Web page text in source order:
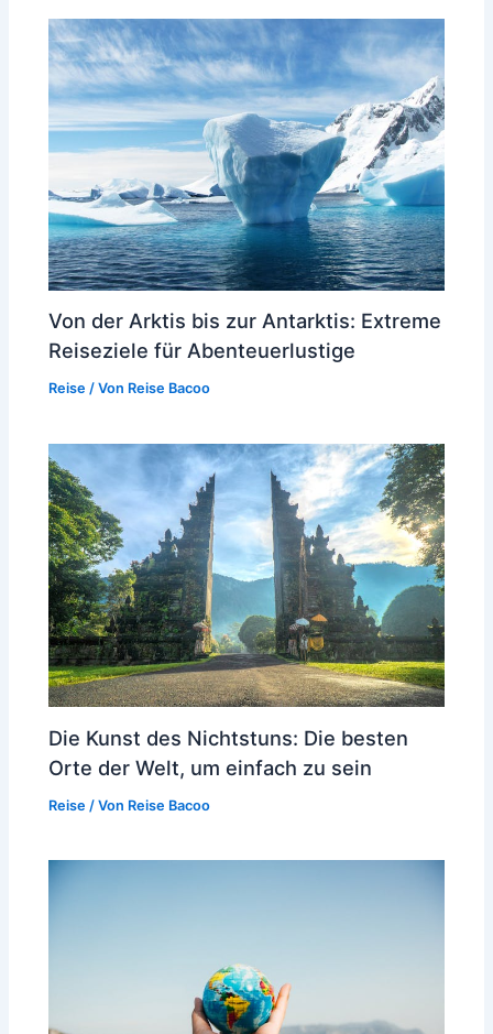
Von der Arktis bis zur Antarktis: Extreme
Reiseziele für Abenteuerlustige
Reise / Von Reise Bacoo
Die Kunst des Nichtstuns: Die besten
Orte der Welt, um einfach zu sein
Reise / Von Reise Bacoo